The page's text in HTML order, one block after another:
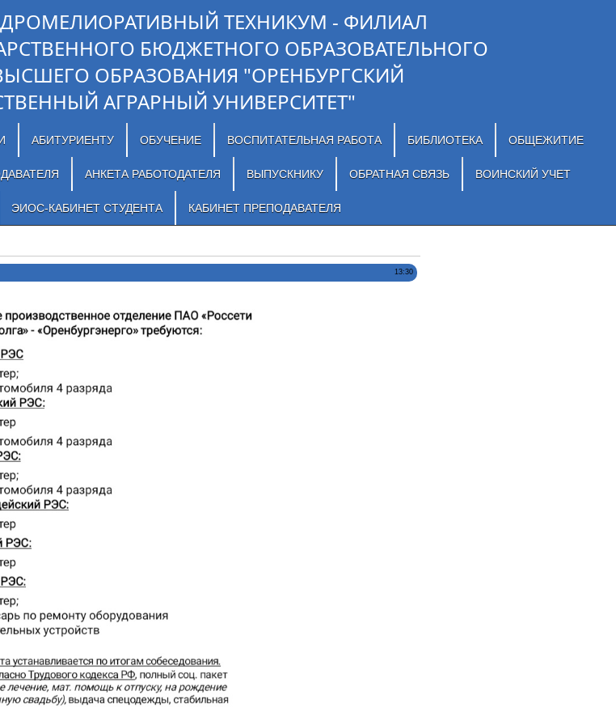
ТЕХНИКУМ - ФИЛИАЛ
БЮДЖЕТНОГО ОБРАЗОВАТЕЛЬНОГО
ОБРАЗОВАНИЯ "ОРЕНБУРГСКИЙ
АГРАРНЫЙ УНИВЕРСИТЕТ"
АБИТУРИЕНТУ ОБУЧЕНИЕ ВОСПИТАТЕЛЬНАЯ РАБОТА БИБЛИОТЕКА ОБЩЕЖИТИЕ
АНКЕТА РАБОТОДАТЕЛЯ ВЫПУСКНИКУ ОБРАТНАЯ СВЯЗЬ ВОИНСКИЙ УЧЕТ
ЭИОС-КАБИНЕТ СТУДЕНТА КАБИНЕТ ПРЕПОДАВАТЕЛЯ
13:30